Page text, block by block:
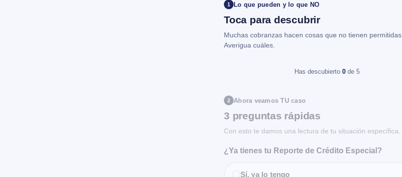
1 Lo que pueden y lo que NO
Toca para descubrir
Muchas cobranzas hacen cosas que no tienen permitidas.
Averigua cuáles.
Has descubierto 0 de 5
2 Ahora veamos TU caso
3 preguntas rápidas
Con esto te damos una lectura de tu situación específica.
¿Ya tienes tu Reporte de Crédito Especial?
Sí, ya lo tengo